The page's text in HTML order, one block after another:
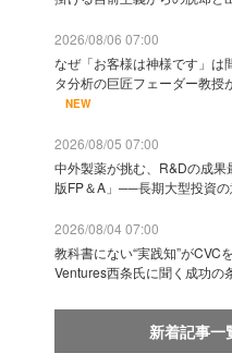
2026/08/06 07:00
なぜ「お客様は神様です」
タ分析の巨匠フェーダー教授
NEW
2026/08/05 07:00
中外製薬が挑む、R&Dの成
版FP＆A」──長期大型投資
2026/08/04 07:00
教科書にない“実践知”がCVC
Ventures西条氏に聞く成功の
新着記事一